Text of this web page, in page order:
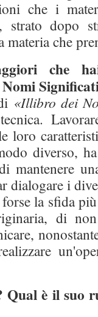
che i
strato dopo
che
che
«Illibro dei
loro
diverso,
mantenere
dialogare i
la sfida
di
Qual è il suo